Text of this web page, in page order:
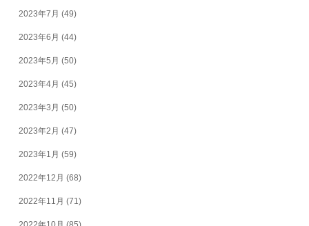
2023年7月 (49)
2023年6月 (44)
2023年5月 (50)
2023年4月 (45)
2023年3月 (50)
2023年2月 (47)
2023年1月 (59)
2022年12月 (68)
2022年11月 (71)